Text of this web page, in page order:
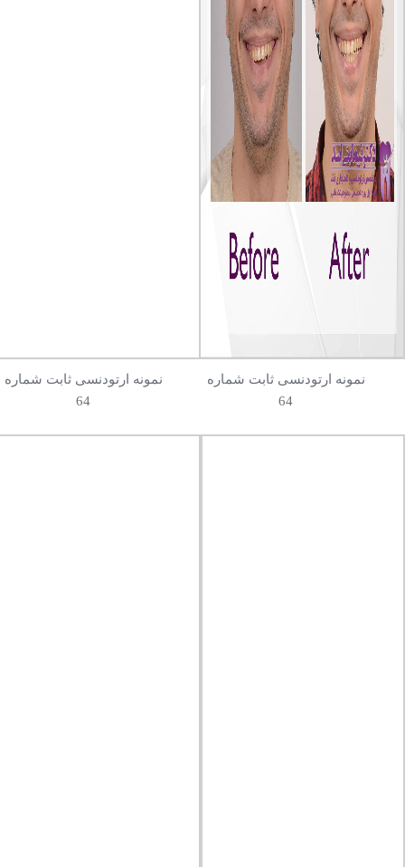
نمونه ارتودنسی ثابت شماره
64
نمونه ارتودنسی ثابت شماره
64